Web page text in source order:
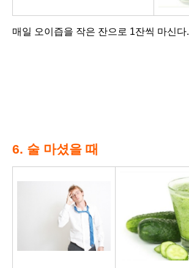
매일 오이즙을 작은 잔으로 1잔씩 마신다.
6. 술 마셨을 때